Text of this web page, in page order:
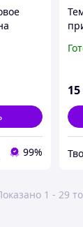
99%
15
1 - 29